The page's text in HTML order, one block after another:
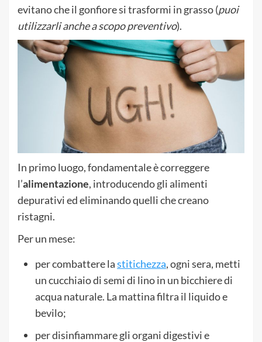
evitano che il gonfiore si trasformi in grasso (puoi
utilizzarli anche a scopo preventivo).
In primo luogo, fondamentale è correggere
l’alimentazione, introducendo gli alimenti
depurativi ed eliminando quelli che creano
ristagni.
Per un mese:
per combattere lastitichezza, ogni sera, metti
un cucchiaio di semi di lino in un bicchiere di
acqua naturale. La mattina filtra il liquido e
bevilo;
per disinfiammare gli organi digestivi e